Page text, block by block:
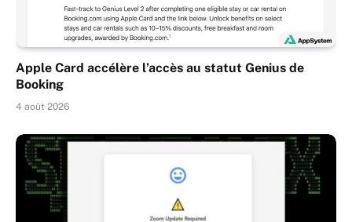
Apple Card accélère l’accès au statut Genius de
Booking
4 août 2026